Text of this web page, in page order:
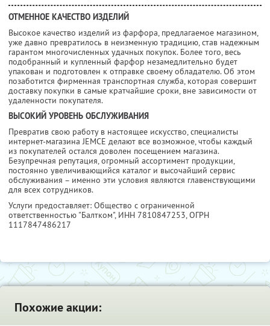
ОТМЕННОЕ КАЧЕСТВО ИЗДЕЛИЙ
Высокое качество изделий из фарфора, предлагаемое магазином,
уже давно превратилось в неизменную традицию, став надежным
гарантом многочисленных удачных покупок. Более того, весь
подобранный и купленный фарфор незамедлительно будет
упакован и подготовлен к отправке своему обладателю. Об этом
позаботится фирменная транспортная служба, которая совершит
доставку покупки в самые кратчайшие сроки, вне зависимости от
удаленности покупателя.
ВЫСОКИЙ УРОВЕНЬ ОБСЛУЖИВАНИЯ
Превратив свою работу в настоящее искусство, специалисты
интернет-магазина JEMCE делают все возможное, чтобы каждый
из покупателей остался доволен посещением магазина.
Безупречная репутация, огромный ассортимент продукции,
постоянно увеличивающийся каталог и высочайший сервис
обслуживания – именно эти условия являются главенствующими
для всех сотрудников.
Услуги предоставляет: Общество с ограниченной
ответственностью "Балтком", ИНН 7810847253, ОГРН
1117847486217
Похожие акции: